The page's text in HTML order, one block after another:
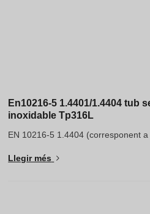
En10216-5 1.4401/1.4404 tub
inoxidable Tp316L
EN 10216-5 1.4404 (corresponent a
Llegir més